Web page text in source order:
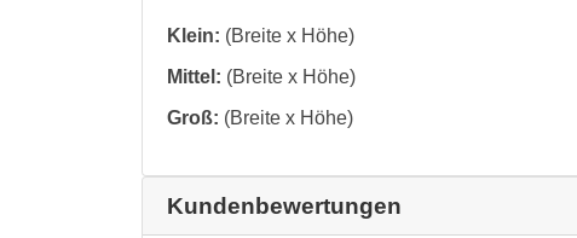
Klein: (Breite x Höhe)
Mittel: (Breite x Höhe)
Groß: (Breite x Höhe)
Kundenbewertungen